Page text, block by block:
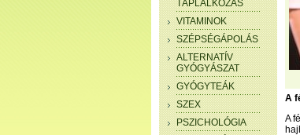
TÁPLÁLKOZÁS
VITAMINOK
SZÉPSÉGÁPOLÁS
ALTERNATÍV
GYÓGYÁSZAT
GYÓGYTEÁK
SZEX
PSZICHOLÓGIA
A
A